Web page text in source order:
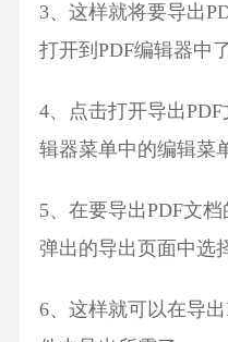
3、这样就将要导出
打开到PDF编辑器中了
4、点击打开导出
辑器菜单中的编辑菜
5、在要导出PDF文
弹出的导出页面中选
6、这样就可以在导